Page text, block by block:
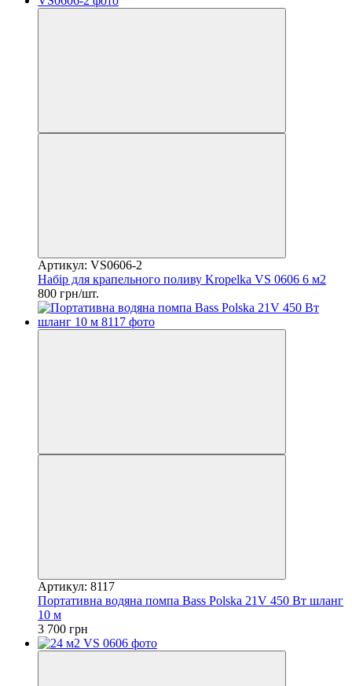
Артикул: VS0606-2
Набір для крапельного поливу Krоpelka VS 0606 6 м2
800 грн/шт.
Артикул: 8117
Портативна водяна помпа Bass Polska 21V 450 Вт шланг
10 м
3 700 грн